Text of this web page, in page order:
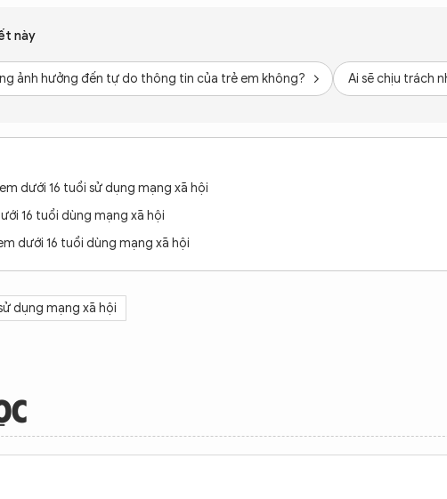
này
ảnh hưởng đến tự do thông tin của trẻ em không? Ai sẽ chịu trách
dưới 16 tuổi sử dụng mạng xã hội
16 tuổi dùng mạng xã hội
dưới 16 tuổi dùng mạng xã hội
dụng mạng xã hội